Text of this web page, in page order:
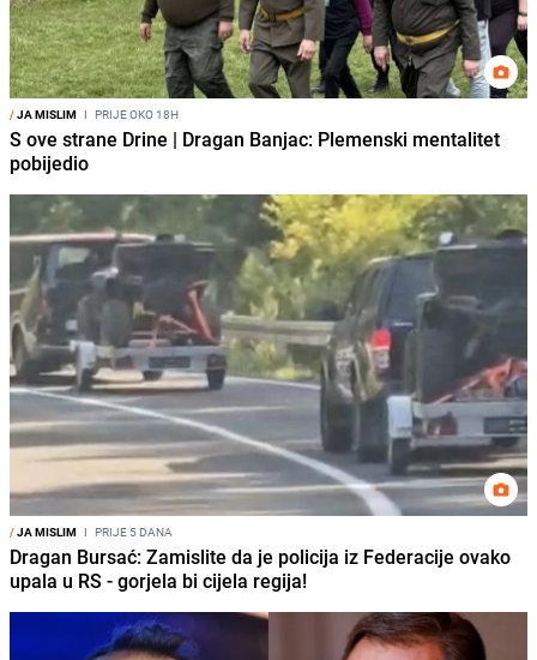
/JA MISLIM I PRIJE OKO 18H
S ove strane Drine | Dragan Banjac: Plemenski mentalitet
pobijedio
/JA MISLIM I PRIJE 5 DANA
Dragan Bursać: Zamislite da je policija iz Federacije ovako
upala u RS - gorjela bi cijela regija!